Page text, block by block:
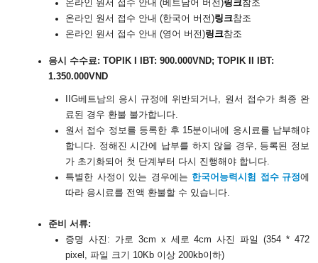
온라인 원서 접수 안내 (베트남어 버전)링크참조
온라인 원서 접수 안내 (한국어 버전)링크참조
온라인 원서 접수 안내 (영어 버전)링크참조
응시 수수료: TOPIK I IBT: 900.000VN D; TOPIK II IBT:
1.350.000VN D
IIG베트남의 응시 규정에 위반되거나, 원서 접수가 최종 완
료된 경우 환불 불가합니다.
원서 접수 정보를 등록한 후 15분이내에 응시료를 납부해야
합니다. 정해진 시간에 납부를 하지 않을 경우, 등록된 정보
가 초기화되어 첫 단계부터 다시 진행해야 합니다.
특별한 사정이 있는 경우에는 한국어능력시험 접수 규정에
따라 응시료를 전액 환불할 수 있 습니다.
준비 서류:
증명 사진 : 가로 3cm x 세로 4cm 사진 파일 (354 * 472
pixel, 파일 크기 10Kb 이상 200kb이하)